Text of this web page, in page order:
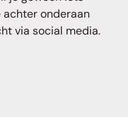
achter onderaan
via social media.